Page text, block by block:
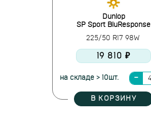
Dunlop
SP Sport BluResponse
225/50 R17 98W
19 810 ₽
на складе > 10шт.
В КОРЗИНУ